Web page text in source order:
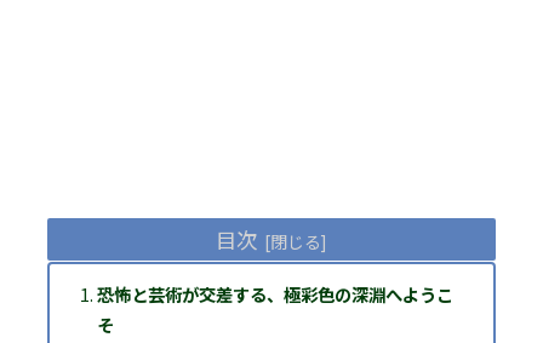
目次
恐怖と芸術が交差する、極彩色の深淵へようこ
そ